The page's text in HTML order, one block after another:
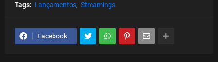
Tags: Lançamentos Streamings
Facebook